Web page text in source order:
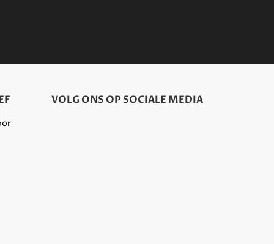
VOLG ONS OP SOCIALE MEDIA